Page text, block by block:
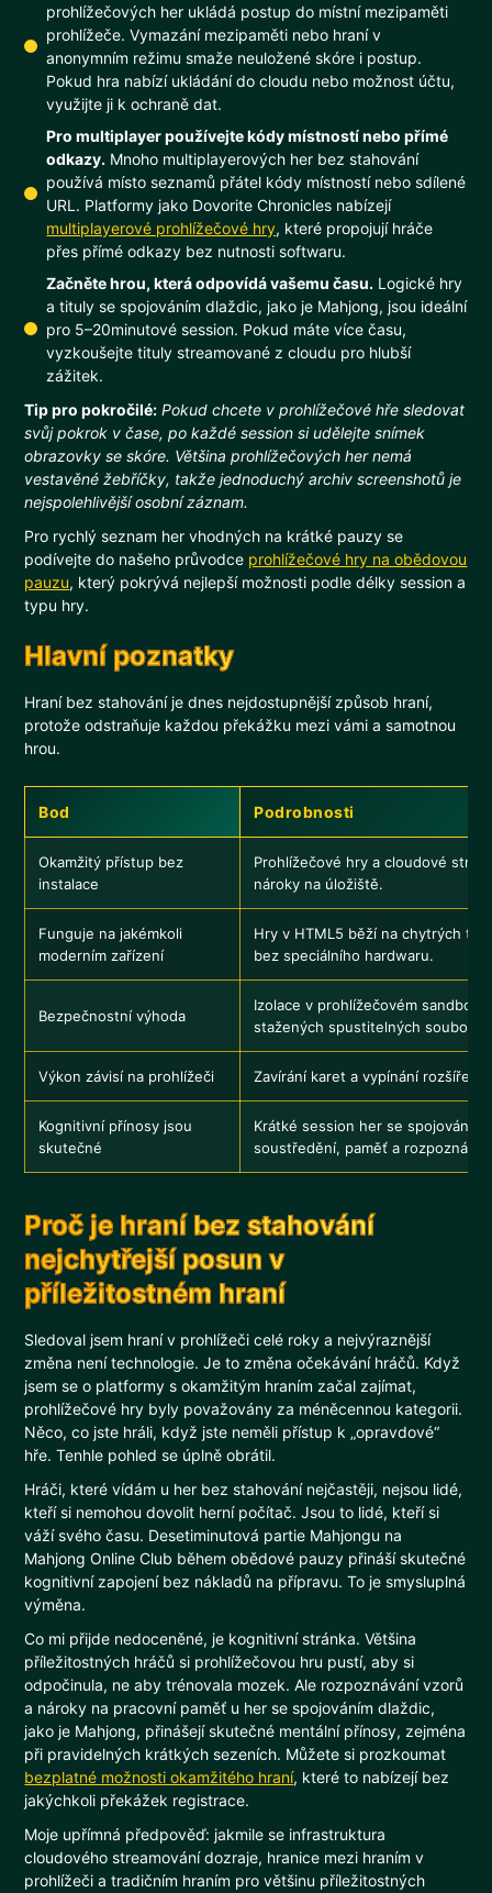
prohlížečových her ukládá postup do místní mezipaměti
prohlížeče. Vymazání mezipaměti nebo hraní v
anonymním režimu smaže neuložené skóre i postup.
Pokud hra nabízí ukládání do cloudu nebo možnost účtu,
využijte ji k ochraně dat.
Pro multiplayer používejte kódy místností nebo přímé
odkazy. Mnoho multiplayerových her bez stahování
používá místo seznamů přátel kódy místností nebo sdílené
URL. Platformy jako Dovorite Chronicles nabízejí
multiplayerové prohlížečové hry, které propojují hráče
přes přímé odkazy bez nutnosti softwaru.
Začněte hrou, která odpovídá vašemu času. Logické hry
a tituly se spojováním dlaždic, jako je Mahjong, jsou ideální
pro 5–20minutové session. Pokud máte více času,
vyzkoušejte tituly streamované z cloudu pro hlubší
zážitek.
Tip pro pokročilé: Pokud chcete v prohlížečové hře sledovat
svůj pokrok v čase, po každé session si udělejte snímek
obrazovky se skóre. Většina prohlížečových her nemá
vestavěné žebříčky, takže jednoduchý archiv screenshotů je
nejspolehlivější osobní záznam.
Pro rychlý seznam her vhodných na krátké pauzy se
podívejte do našeho průvodce prohlížečové hry na obědovou
pauzu, který pokrývá nejlepší možnosti podle délky session a
typu hry.
Hlavní poznatky
Hraní bez stahování je dnes nejdostupnější způsob hraní,
protože odstraňuje každou překážku mezi vámi a samotnou
hrou.
Bod Podrobnosti
Okamžitý přístup bez
instalace
Prohlížečové hry a cloudové
nároky na úložiště.
Funguje na jakémkoli
moderním zařízení
Hry v HTML5 běží na chytrých
bez speciálního hardwaru.
Bezpečnostní výhoda
Izolace v prohlížečovém
stažených spustitelných souborů.
Výkon závisí na prohlížeči Zavírání karet a vypínání
Kognitivní přínosy jsou
skutečné
Krátké session her se
soustředění, paměť a
Proč je hraní bez stahování
nejchytřejší posun v
příležitostném hraní
Sledoval jsem hraní v prohlížeči celé roky a nejvýraznější
změna není technologie. Je to změna očekávání hráčů. Když
jsem se o platformy s okamžitým hraním začal zajímat,
prohlížečové hry byly považovány za méněcennou kategorii.
Něco, co jste hráli, když jste neměli přístup k „opravdové“
hře. Tenhle pohled se úplně obrátil.
Hráči, které vídám u her bez stahování nejčastěji, nejsou lidé,
kteří si nemohou dovolit herní počítač. Jsou to lidé, kteří si
váží svého času. Desetiminutová partie Mahjongu na
Mahjong Online Club během obědové pauzy přináší skutečné
kognitivní zapojení bez nákladů na přípravu. To je smysluplná
výměna.
Co mi přijde nedoceněné, je kognitivní stránka. Většina
příležitostných hráčů si prohlížečovou hru pustí, aby si
odpočinula, ne aby trénovala mozek. Ale rozpoznávání vzorů
a nároky na pracovní paměť u her se spojováním dlaždic,
jako je Mahjong, přinášejí skutečné mentální přínosy, zejména
při pravidelných krátkých sezeních. Můžete si prozkoumat
bezplatné možnosti okamžitého hraní, které to nabízejí bez
jakýchkoli překážek registrace.
Moje upřímná předpověď: jakmile se infrastruktura
cloudového streamování dozraje, hranice mezi hraním v
prohlížeči a tradičním hraním pro většinu příležitostných